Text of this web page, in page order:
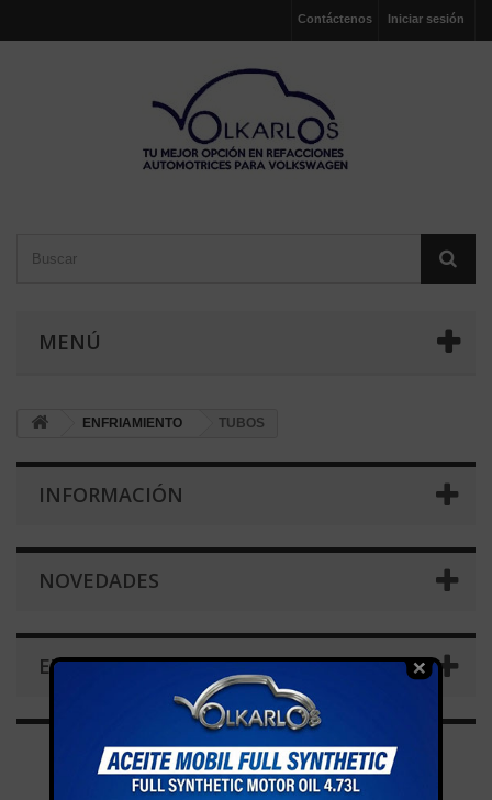
Iniciar sesión
Contáctenos
MENÚ
ENFRIAMIENTO TUBOS
INFORMACIÓN
NOVEDADES
ETIQUETAS